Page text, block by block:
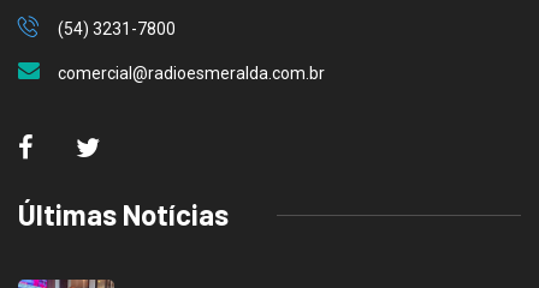
(54) 3231-7800
comercial@radioesmeralda.com.br
Últimas Notícias